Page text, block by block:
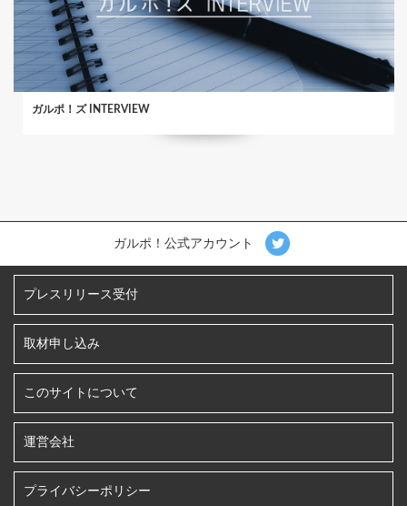
ガルポ！ズ INTERVIEW
ガルポ！公式アカウント
プレスリリース受付
取材申し込み
このサイトについて
運営会社
プライバシーポリシー